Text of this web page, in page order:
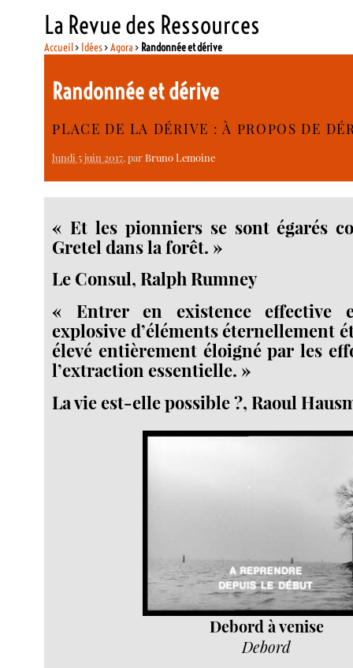
La Revue des Ressources
Accueil> Idées>Agora > Randonnée et dérive
Randonnée et dérive
PLACE DE LA DÉRIVE : À PROPOS DE
lundi 5 juin 2017, parBruno Lemoine
« Et les pionniers se sont égarés
Gretel dans la forêt. »
Le Consul, Ralph Rumney
« Entrer en existence effective
explosive d’éléments éternellement
élevé entièrement éloigné par les
l’extraction essentielle. »
La vie est-elle possible ?, Raoul
Debord à venise
Debord